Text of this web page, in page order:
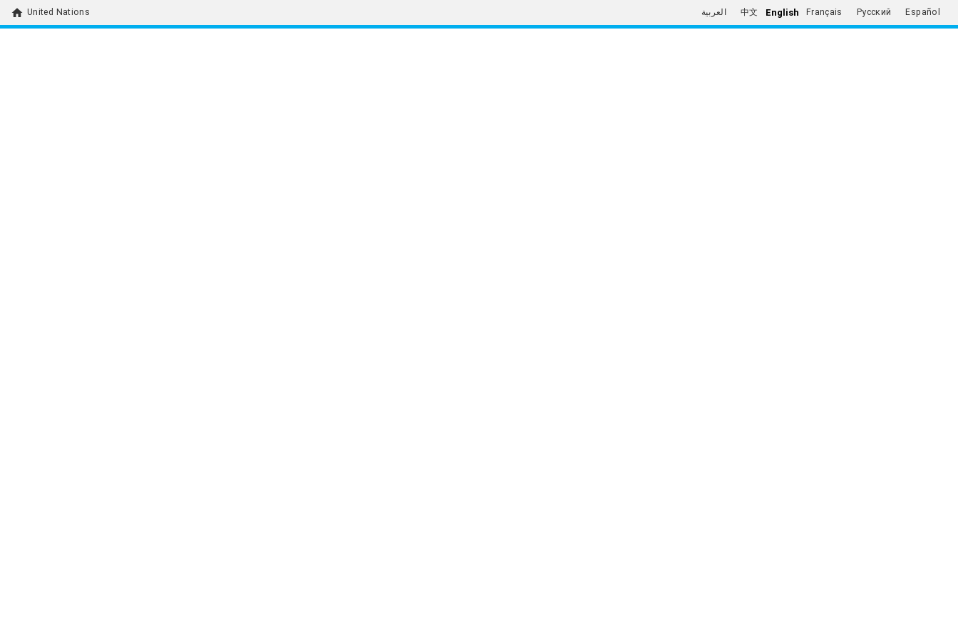
home United Nations العربية 中文 English Français Русский Español